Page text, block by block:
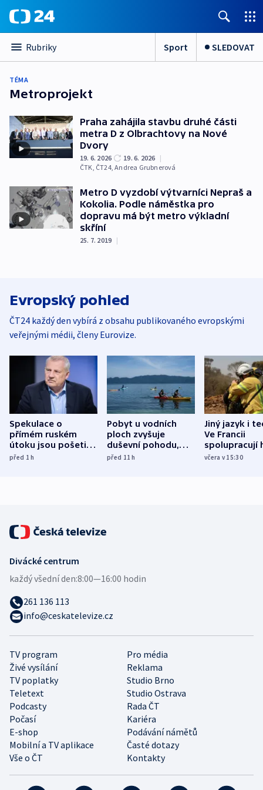
Rubriky Sport SLEDOVAT
TÉMA
Metroprojekt
Praha zahájila stavbu druhé části
metra D z Olbrachtovy na Nové
Dvory
19. 6. 2026 19. 6. 2026 |
ČTK, ČT24,Andrea Grubnerová
Metro D vyzdobí výtvarníci Nepraš a
Kokolia. Podle náměstka pro
dopravu má být metro výkladní
skříní
25. 7. 2019 |
Evropský pohled
ČT24 každý den vybírá z obsahu publikovaného evropskými
veřejnými médii, členy Eurovize.
Spekulace o
přímém ruském
útoku jsou pošetilé,
míní estonský
před 1h
Pobyt u vodních
ploch zvyšuje
duševní pohodu,
ukázala
před 11h
Jiný jazyk i
Ve Francii
spolupracují
různých zemí
včera v 15:30
TV program
Pro média
Živé vysílání
Reklama
TV poplatky
Studio Brno
Teletext
Studio Ostrava
Podcasty
Rada ČT
Počasí
Kariéra
E-shop
Podávání námětů
Mobilní a TV aplikace
Časté dotazy
Vše o ČT
Kontakty
Divácké centrum
každý všední den:8:00—16:00 hodin
261 136 113
info@ceskatelevize.cz